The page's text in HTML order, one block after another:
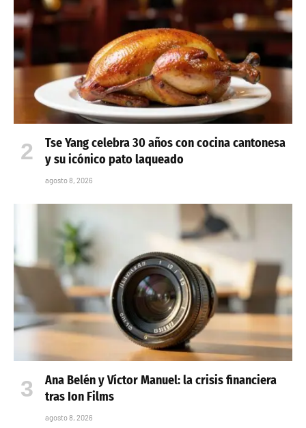
Tse Yang celebra 30 años con cocina cantonesa
y su icónico pato laqueado
agosto 8, 2026
Ana Belén y Víctor Manuel: la crisis financiera
tras Ion Films
agosto 8, 2026